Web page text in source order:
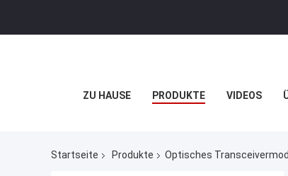
ZU HAUSE PRODUKTE VIDEOS
Startseite Produkte Optisches